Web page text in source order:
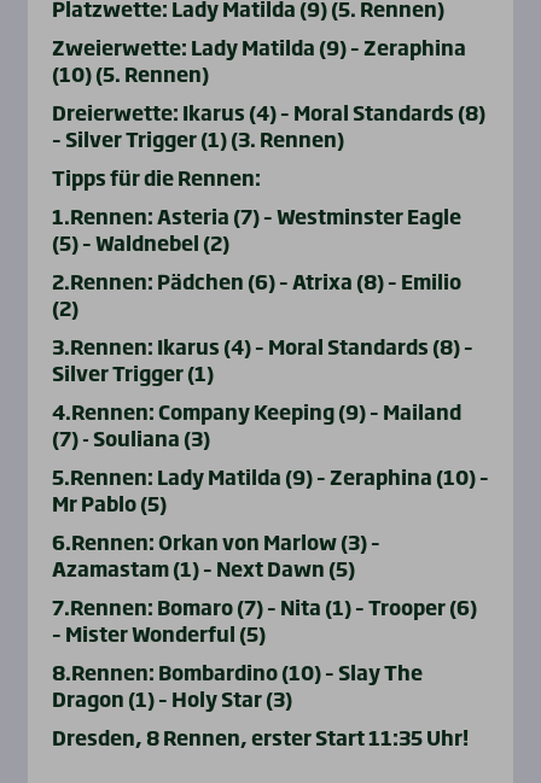
Platzwette: Lady Matilda (9) (5. Rennen)
Zweierwette: Lady Matilda (9) – Zeraphina
(10) (5. Rennen)
Dreierwette: Ikarus (4) – Moral Standards (8)
– Silver Trigger (1) (3. Rennen)
Tipps für die Rennen:
1.Rennen: Asteria (7) – Westminster Eagle
(5) – Waldnebel (2)
2.Rennen: Pädchen (6) – Atrixa (8) – Emilio
(2)
3.Rennen: Ikarus (4) – Moral Standards (8) –
Silver Trigger (1)
4.Rennen: Company Keeping (9) – Mailand
(7) - Souliana (3)
5.Rennen: Lady Matilda (9) – Zeraphina (10) –
Mr Pablo (5)
6.Rennen: Orkan von Marlow (3) –
Azamastam (1) – Next Dawn (5)
7.Rennen: Bomaro (7) – Nita (1) – Trooper (6)
– Mister Wonderful (5)
8.Rennen: Bombardino (10) – Slay The
Dragon (1) – Holy Star (3)
Dresden, 8 Rennen, erster Start 11:35 Uhr!